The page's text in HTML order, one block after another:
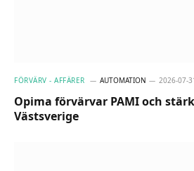
FÖRVÄRV - AFFÄRER AUTOMATION 2026-07-
Opima förvärvar PAMI och
Västsverige